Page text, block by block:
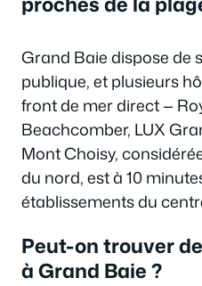
Grand Baie dispose de
publique, et plusieurs
front de mer direct —
Beachcomber, LUX
Mont Choisy,
du nord, est à 10
établissements du
Peut-on trouver
à Grand Baie ?